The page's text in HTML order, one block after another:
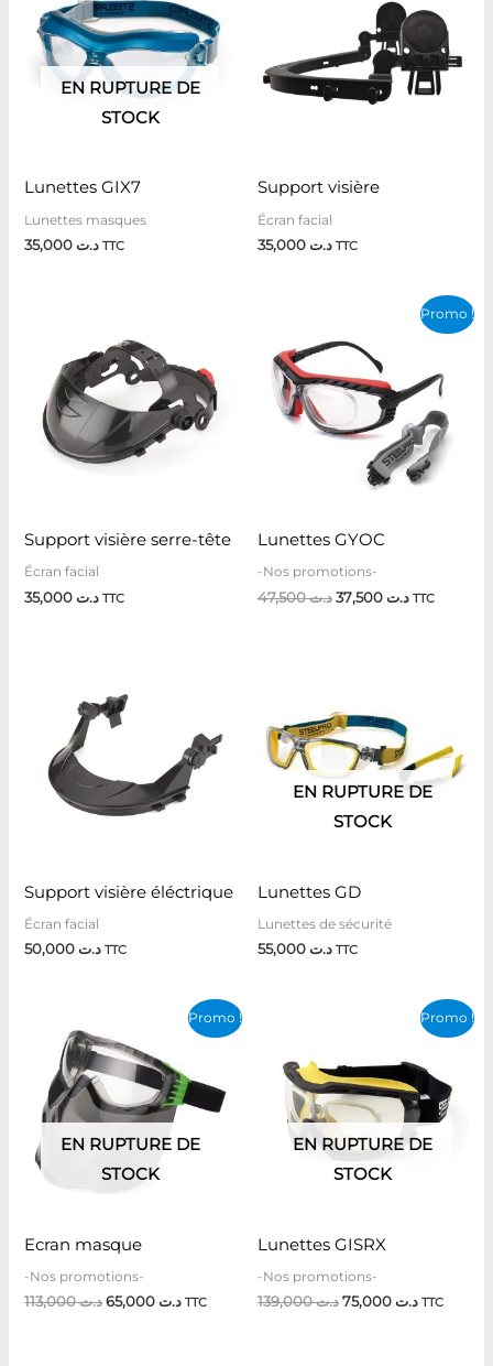
EN RUPTURE DE
STOCK
Lunettes GIX7
Lunettes masques
د.ت35,000 TTC
Support visière
Écran facial
د.ت TTC
Support visière serre-tête
Écran facial
د.ت35,000 TTC
Promo !
Lunettes GYOC
-Nos promotions-
د.ت47,500
initial
était :
د.ت 47,500.
د.ت
Le
prix
TTC
Support visière éléctrique
Écran facial
د.ت50,000 TTC
EN RUPTURE DE
STOCK
Lunettes GD
Lunettes de sécurité
د.ت TTC
Promo !
EN RUPTURE DE
STOCK
Ecran masque
-Nos promotions-
د.ت113,000
initial
était :
د.ت 113,000.
د.ت65,000
Le
prix
est :
TTC
Promo !
EN RUPTURE DE
STOCK
Lunettes GISRX
-Nos promotions-
د.ت139,000
était :
د.ت
Le
prix
est :
TTC